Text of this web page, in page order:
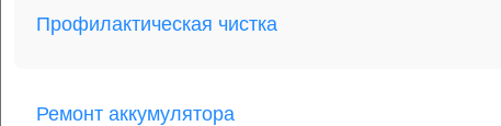
Профилактическая чистка
Ремонт аккумулятора